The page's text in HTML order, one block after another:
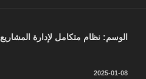
الوسم: نظام متكامل لإدارة المشاريع
نُشر
2025-01-08